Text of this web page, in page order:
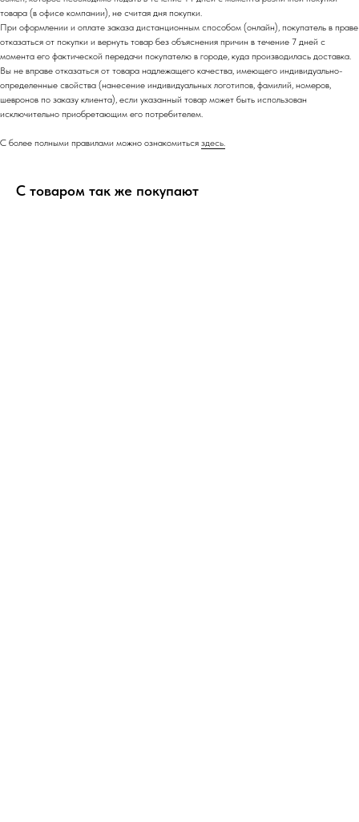
товара (в офисе компании), не считая дня покупки.
При оформлении и оплате заказа дистанционным способом (онлайн), покупатель в праве
отказаться от покупки и вернуть товар без объяснения причин в течение 7 дней с
момента его фактической передачи покупателю в городе, куда производилась доставка.
Вы не вправе отказаться от товара надлежащего качества, имеющего индивидуально-
определенные свойства (нанесение индивидуальных логотипов, фамилий, номеров,
шевронов по заказу клиента), если указанный товар может быть использован
исключительно приобретающим его потребителем.
С более полными правилами можно ознакомиться здесь.
С товаром так же покупают